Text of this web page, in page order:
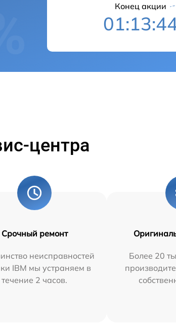
Конец акции
центра
Срочный ремонт
неисправностей
IBM мы устраняем в
течение 2 часов.
Более 20